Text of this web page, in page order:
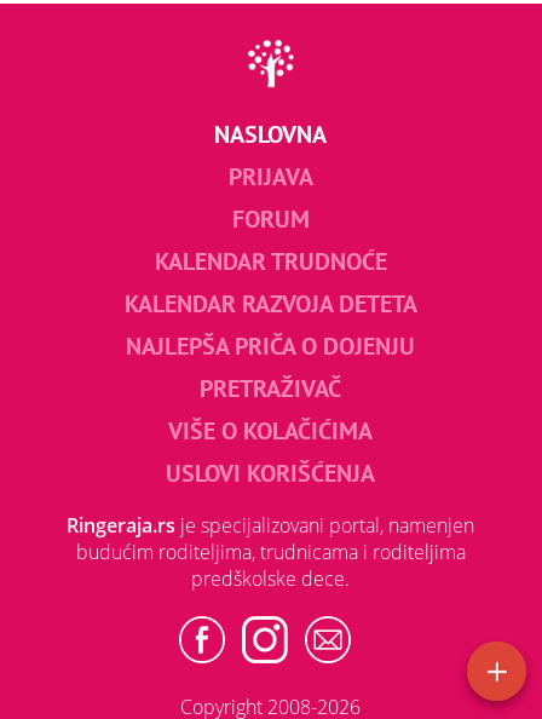
NASLOVNA
PRIJAVA
FORUM
KALENDAR TRUDNOĆE
KALENDAR RAZVOJA DETETA
NAJLEPŠA PRIČA O DOJENJU
PRETRAŽIVAČ
VIŠE O KOLAČIĆIMA
USLOVI KORIŠĆENJA
Ringeraja.rs je specijalizovani portal, namenjen
budućim roditeljima, trudnicama i roditeljima
predškolske dece.
Copyright 2008-2026